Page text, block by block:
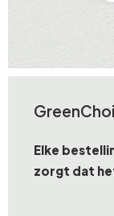
Elke
zorgt dat